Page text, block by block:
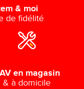
& moi
de fidélité
en magasin
& à domicile